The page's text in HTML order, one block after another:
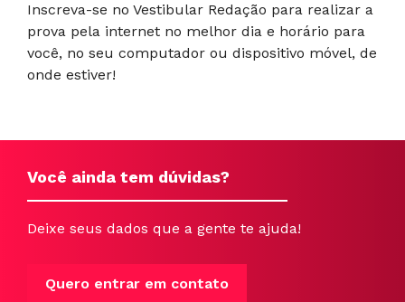
Inscreva-se no Vestibular Redação para realizar a
prova pela internet no melhor dia e horário para
você, no seu computador ou dispositivo móvel, de
onde estiver!
Você ainda tem dúvidas?
Deixe seus dados que a gente te ajuda!
Quero entrar em contato